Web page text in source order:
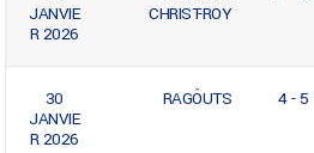
JANVIE
R 2026
CHRIST-ROY
30
JANVIE
R 2026
RAGÔUTS 4 - 5